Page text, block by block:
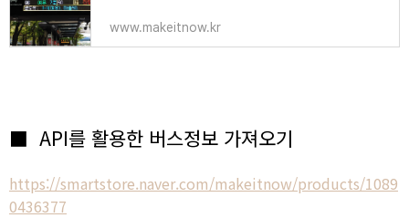
www.makeitnow.kr
■ API를 활용한 버스정보 가져오기
https://smartstore.naver.com/makeitnow/products/1089
0436377